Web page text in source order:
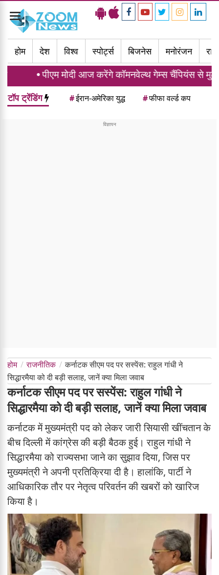
Toggle
navigation
होम
देश विश्व स्पोर्ट्स बिजनेस मनोरंजन
मोदी आज करेंगे कॉमनवेल्थ गेम्स चैंपियंस से मुलाकात, भारत ने
टॉप ट्रेंडिंग #ईरान-अमेरिका युद्ध #फीफा वर्ल्ड कप
होम राजनीतिक
कर्नाटक सीएम पद पर सस्पेंस: राहुल गांधी ने
सिद्धारमैया को दी बड़ी सलाह, जानें क्या मिला जवाब
कर्नाटक सीएम पद पर सस्पेंस: राहुल गांधी ने
सिद्धारमैया को दी बड़ी सलाह, जानें क्या मिला जवाब
कर्नाटक में मुख्यमंत्री पद को लेकर जारी सियासी खींचतान के
बीच दिल्ली में कांग्रेस की बड़ी बैठक हुई। राहुल गांधी ने
सिद्धारमैया को राज्यसभा जाने का सुझाव दिया, जिस पर
मुख्यमंत्री ने अपनी प्रतिक्रिया दी है। हालांकि, पार्टी ने
आधिकारिक तौर पर नेतृत्व परिवर्तन की खबरों को खारिज
किया है।